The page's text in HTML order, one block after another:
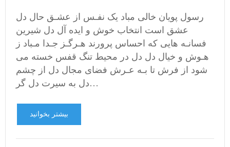
رسول پویان خالی مباد یک نفـس از عشـق حال دل
عشق است انتخاب خوش و ایده آل دل شیرین
فسانـه هایی که احساس پرورند هـرگـز جـدا مـباد ز
هـوش و خیال دل دل در محیط تنگ قفس خسته می
شود از فرش تا بـه عـرش فضای مجال دل از چشم
دل به سیرت دل گر…
بیشتر بخوانید